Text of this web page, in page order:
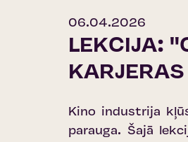
06.04.2026
LEKCIJA:
Kino industrija
parauga. Šajā